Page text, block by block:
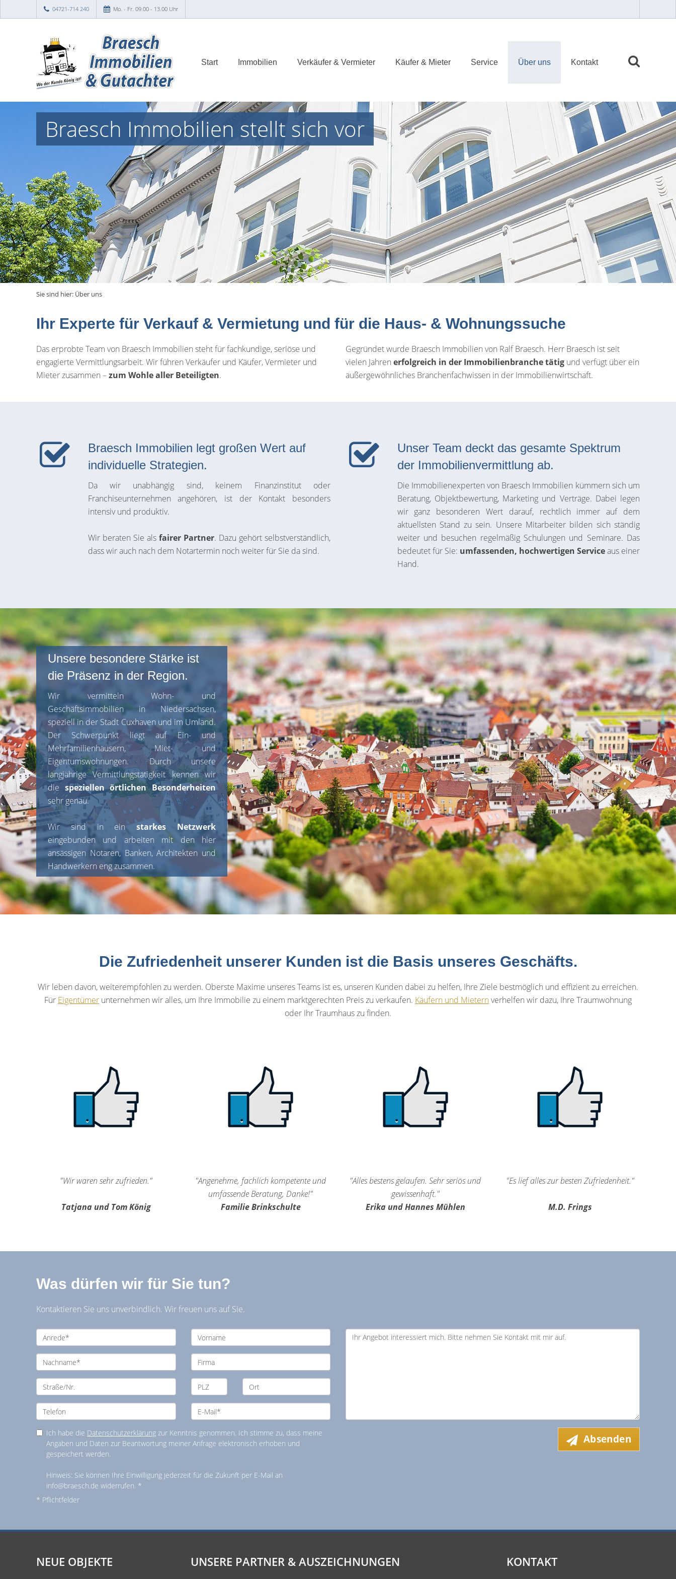
04721-714 240 Mo. - Fr. 09.00 - 13.00 Uhr
Start Immobilien Verkäufer & Vermieter Käufer & Mieter Service Über uns Kontakt
Braesch Immobilien stellt sich vor
Sie sind hier: Über uns
Ihr Experte für Verkauf & Vermietung und für die Haus- & Wohnungssuche
Das erprobte Team von Braesch Immobilien steht für fachkundige, seriöse und
engagierte Vermittlungsarbeit. Wir führen Verkäufer und Käufer, Vermieter und
Mieter zusammen –zum Wohle aller Beteiligten.
Gegründet wurde Braesch Immobilien von Ralf Braesch. Herr Braesch ist seit
vielen Jahren erfolgreich in der Immobilienbranche tätig und verfügt über ein
außergewöhnliches Branchenfachwissen in der Immobilienwirtschaft.
Braesch Immobilien legt großen Wert auf
individuelle Strategien.
Da wir unabhängig sind, keinem Finanzinstitut oder
Franchiseunternehmen angehören, ist der Kontakt besonders
intensiv und produktiv.
Wir beraten Sie als fairer Partner. Dazu gehört selbstverständlich,
dass wir auch nach dem Notartermin noch weiter für Sie da sind.
Unser Team deckt das gesamte Spektrum
der Immobilienvermittlung ab.
Die Immobilienexperten von Braesch Immobilien kümmern sich um
Beratung, Objektbewertung, Marketing und Verträge. Dabei legen
wir ganz besonderen Wert darauf, rechtlich immer auf dem
aktuellsten Stand zu sein. Unsere Mitarbeiter bilden sich ständig
weiter und besuchen regelmäßig Schulungen und Seminare. Das
bedeutet für Sie: umfassenden, hochwertigen Serviceaus einer
Hand.
Unsere besondere Stärke ist
die Präsenz in der Region.
Wir vermitteln Wohn- und
Geschäftsimmobilien in Niedersachsen,
speziell in der Stadt Cuxhaven und im Umland.
Der Schwerpunkt liegt auf Ein- und
Mehrfamilienhäusern, Miet- und
Eigentumswohnungen. Durch unsere
langjährige Vermittlungstätigkeit kennen wir
diespeziellen örtlichen Besonderheiten
sehr genau.
Wir sind in einstarkes Netzwerk
eingebunden und arbeiten mit den hier
ansässigen Notaren, Banken, Architekten und
Handwerkern eng zusammen.
Die Zufriedenheit unserer Kunden ist die Basis unseres Geschäfts.
Wir leben davon, weiterempfohlen zu werden. Oberste Maxime unseres Teams ist es, unseren Kunden dabei zu helfen, Ihre Ziele bestmöglich und effizient zu erreichen.
Für Eigentümer unternehmen wir alles, um Ihre Immobilie zu einem marktgerechten Preis zu verkaufen. Käufern und Mieternverhelfen wir dazu, Ihre Traumwohnung
oder Ihr Traumhaus zu finden.
"Wir waren sehr zufrieden."
Tatjana und Tom König
"Angenehme, fachlich kompetente und
umfassende Beratung, Danke!"
Familie Brinkschulte
"Alles bestens gelaufen. Sehr seriös und
gewissenhaft."
Erika und Hannes Mühlen
"Es lief alles zur besten Zufriedenheit."
M.D. Frings
Was dürfen wir für Sie tun?
Kontaktieren Sie uns unverbindlich. Wir freuen uns auf Sie.
Ich habe die Datenschutzerklärung zur Kenntnis genommen. Ich stimme zu, dass meine
Angaben und Daten zur Beantwortung meiner Anfrage elektronisch erhoben und
gespeichert werden.
Hinweis: Sie können Ihre Einwilligung jederzeit für die Zukunft per E-Mail an
info@braesch.de widerrufen. *
* Pflichtfelder
Absenden
NEUE OBJEKTE UNSERE PARTNER & AUSZEICHNUNGEN KONTAKT